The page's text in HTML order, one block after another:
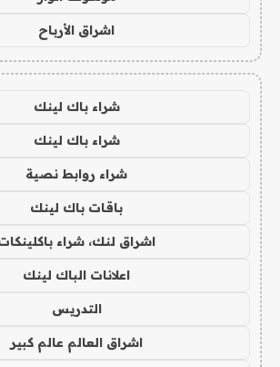
اشراق الأرباح
شراء باك لينك
شراء باك لينك
شراء روابط نصية
باقات باك لينك
اشراق لنك، شراء
اعلانات الباك لينك
التدريس
اشراق العالم عالم كبير